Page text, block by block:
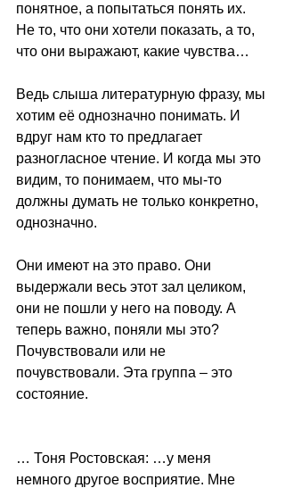
понятное, а попытаться понять их.
Не то, что они хотели показать, а то,
что они выражают, какие чувства…
Ведь слыша литературную фразу, мы
хотим её однозначно понимать. И
вдруг нам кто то предлагает
разногласное чтение. И когда мы это
видим, то понимаем, что мы-то
должны думать не только конкретно,
однозначно.
Они имеют на это право. Они
выдержали весь этот зал целиком,
они не пошли у него на поводу. А
теперь важно, поняли мы это?
Почувствовали или не
почувствовали. Эта группа – это
состояние.
… Тоня Ростовская: …у меня
немного другое восприятие. Мне